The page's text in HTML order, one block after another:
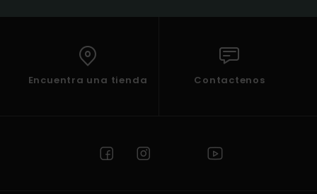
Encuentra una tienda Contactenos